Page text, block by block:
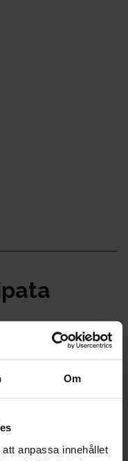
Om
anpassa innehållet